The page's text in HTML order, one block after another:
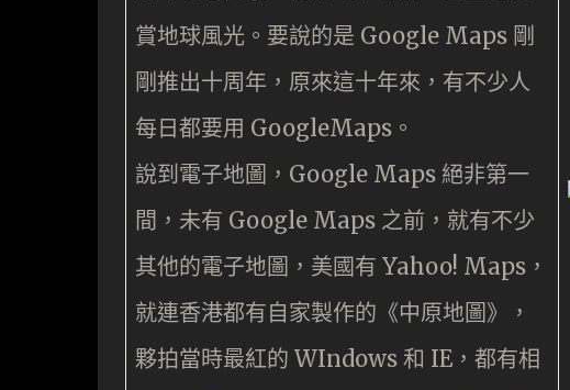
賞地球風光。要說的是 Google Maps 剛
剛推出十周年，原來這十年來，有不少人
每日都要用 GoogleMaps。
說到電子地圖，Google Maps 絕非第一
間，未有 Google Maps 之前，就有不少
其他的電子地圖，美國有 Yahoo! Maps，
就連香港都有自家製作的《中原地圖》，
夥拍當時最紅的 WIndows 和 IE，都有相